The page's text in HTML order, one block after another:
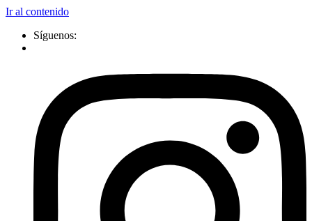
Ir al contenido
Síguenos: